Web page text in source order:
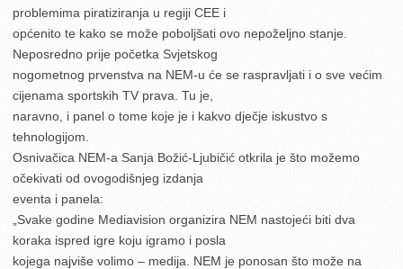
problemima piratiziranja u regiji CEE i
općenito te kako se može poboljšati ovo nepoželjno stanje.
Neposredno prije početka Svjetskog
nogometnog prvenstva na NEM-u će se raspravljati i o sve većim
cijenama sportskih TV prava. Tu je,
naravno, i panel o tome koje je i kakvo dječje iskustvo s
tehnologijom.
Osnivačica NEM-a Sanja Božić-Ljubičić otkrila je što možemo
očekivati od ovogodišnjeg izdanja
eventa i panela:
„Svake godine Mediavision organizira NEM nastojeći biti dva
koraka ispred igre koju igramo i posla
kojega najviše volimo – medija. NEM je ponosan što može na